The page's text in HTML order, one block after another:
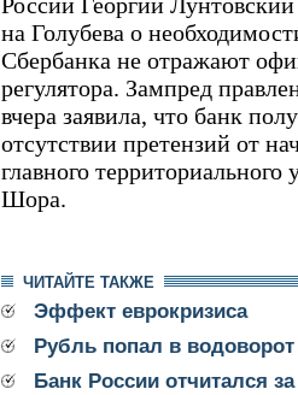
на Голубева о
Сбербанка не отражают
регулятора. Зампред
вчера заявила, что банк
отсутствии претензий от
главного
Шора.
ЧИТАЙТЕ ТАКЖЕ
Эффект еврокризиса
Рубль попал в
Банк России отчитался